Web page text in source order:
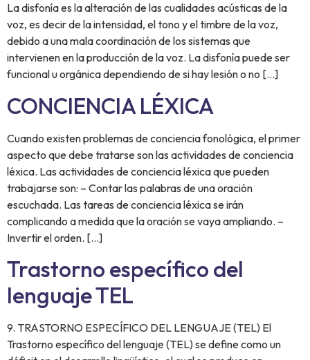
La disfonía es la alteración de las cualidades acústicas de la
voz, es decir de la intensidad, el tono y el timbre de la voz,
debido a una mala coordinación de los sistemas que
intervienen en la producción de la voz. La disfonía puede ser
funcional u orgánica dependiendo de si hay lesión o no […]
CONCIENCIA LÉXICA
Cuando existen problemas de conciencia fonológica, el primer
aspecto que debe tratarse son las actividades de conciencia
léxica. Las actividades de conciencia léxica que pueden
trabajarse son: – Contar las palabras de una oración
escuchada. Las tareas de conciencia léxica se irán
complicando a medida que la oración se vaya ampliando. –
Invertir el orden. […]
Trastorno específico del
lenguaje TEL
9. TRASTORNO ESPECÍFICO DEL LENGUAJE (TEL) El
Trastorno específico del lenguaje (TEL) se define como un